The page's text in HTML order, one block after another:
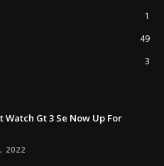
1
49
3
Watch Gt 3 Se Now Up For
2022